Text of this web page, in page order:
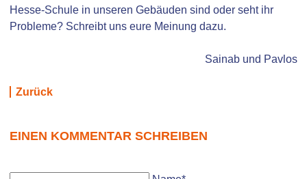
Hesse-Schule in unseren Gebäuden sind oder seht ihr
Probleme? Schreibt uns eure Meinung dazu.
Sainab und Pavlos
Zurück
EINEN KOMMENTAR SCHREIBEN